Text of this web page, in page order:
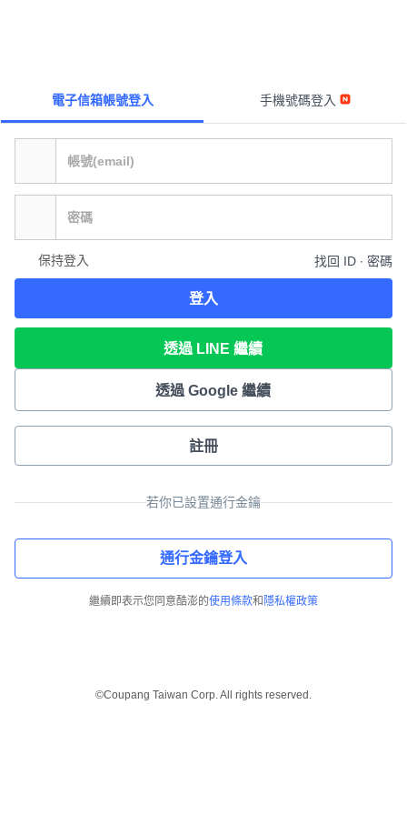
電子信箱帳號登入 手機號碼登入
保持登入 找回 ID ∙ 密碼
登入
透過 LINE 繼續
透過 Google 繼續
註冊
若你已設置通行金鑰
通行金鑰登入
繼續即表示您同意酷澎的使用條款和 隱私權政策
©Coupang Taiwan Corp. All rights reserved.